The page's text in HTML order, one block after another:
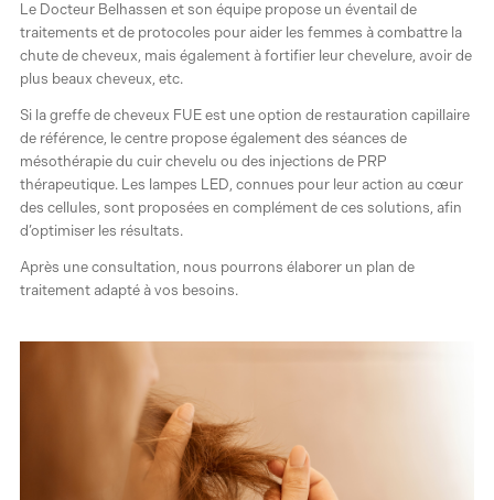
Le Docteur Belhassen et son équipe propose un éventail de
traitements et de protocoles pour aider les femmes à combattre la
chute de cheveux, mais également à fortifier leur chevelure, avoir de
plus beaux cheveux, etc.
Si la greffe de cheveux FUE est une option de restauration capillaire
de référence, le centre propose également des séances de
mésothérapie du cuir chevelu ou des injections de PRP
thérapeutique. Les lampes LED, connues pour leur action au cœur
des cellules, sont proposées en complément de ces solutions, afin
d’optimiser les résultats.
Après une consultation, nous pourrons élaborer un plan de
traitement adapté à vos besoins.